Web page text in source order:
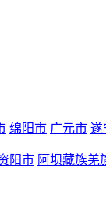
绵阳市 广元市 遂
阳市 阿坝藏族羌